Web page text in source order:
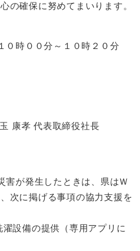
の確保に努めてまいります。
０時００分～１０時２０分
康孝 代表取締役社長
害が発生したときは、県はＷ
次に掲げる事項の協力支援を
設備の提供（専用アプリに